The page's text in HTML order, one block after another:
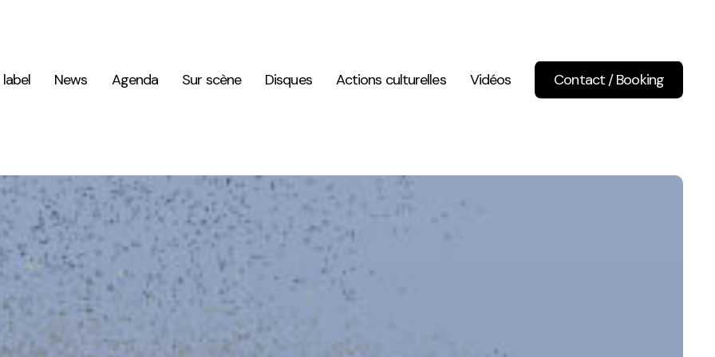
label
News Agenda Sur scène Disques Actions culturelles Vidéos Contact / Booking